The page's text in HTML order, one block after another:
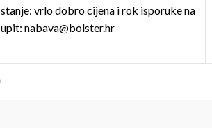
stanje: vrlo dobro cijena i rok isporuke na
upit: nabava@bolster.hr